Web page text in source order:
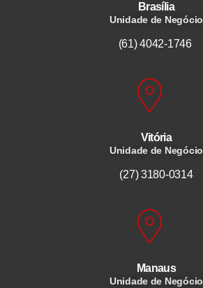
Brasília
Unidade de Negócio
(61) 4042-1746
Vitória
Unidade de Negócio
(27) 3180-0314
Manaus
Unidade de Negócio